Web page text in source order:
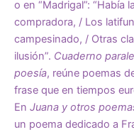
o en “Madrigal”: “Había
compradora, / Los
campesinado, / Otras
ilusión”. Cuaderno
poesía, reúne poemas
frase que en tiempos
En Juana y otros
un poema dedicado a